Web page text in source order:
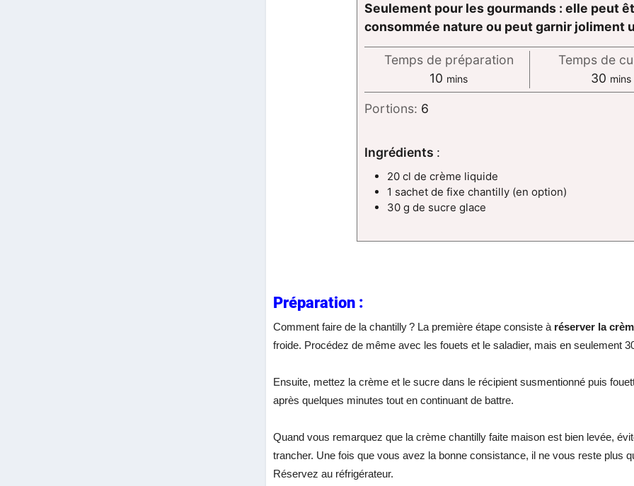
Seulement pour les gourmands : elle peut
consommée nature ou peut garnir joliment
Temps de préparation
10 minutes
mins
Temps de
30 mins
Portions: 6
Ingrédients :
20 cl de crème liquide
1 sachet de fixe chantilly (en option)
30 g de sucre glace
Préparation :
Comment faire de la chantilly ? La première étape consiste à réserver la
froide. Procédez de même avec les fouets et le saladier, mais en seulement
Ensuite, mettez la crème et le sucre dans le récipient susmentionné puis
après quelques minutes tout en continuant de battre.
Quand vous remarquez que la crème chantilly faite maison est bien levée,
trancher. Une fois que vous avez la bonne consistance, il ne vous reste plus
Réservez au réfrigérateur.